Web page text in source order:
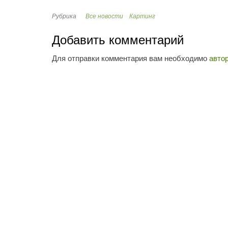
Рубрика Все новости Картинг
Добавить комментарий
Для отправки комментария вам необходимо